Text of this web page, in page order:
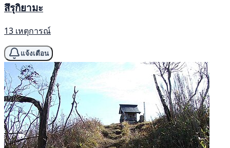
สึรุกิยามะ
13 เหตุการณ์
แจ้งเตือน